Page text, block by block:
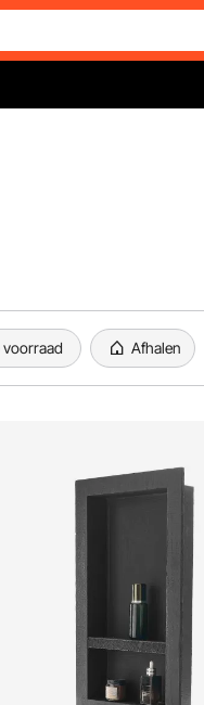
voorraad Afhalen